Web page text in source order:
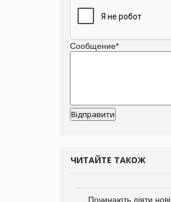
Сообщение*
ЧИТАЙТЕ ТАКОЖ
Починають діяти нові